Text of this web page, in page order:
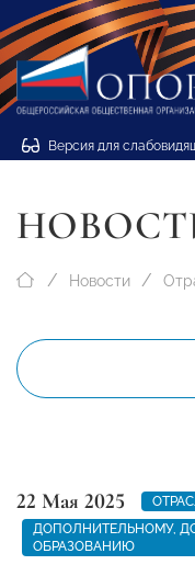
Версия для
Новости
22 Мая 2025
ДОПОЛНИТЕЛЬНОМУ,
ОБРАЗОВАНИЮ